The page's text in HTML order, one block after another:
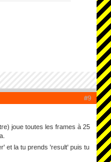
#9
joue toutes les frames à 25
et la tu prends 'result' puis tu